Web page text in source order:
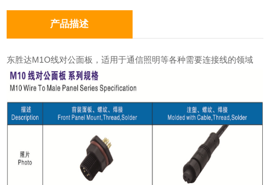
产品描述
东胜达M1O线对公面板，适用于通信照明等各种需要连接线的领域